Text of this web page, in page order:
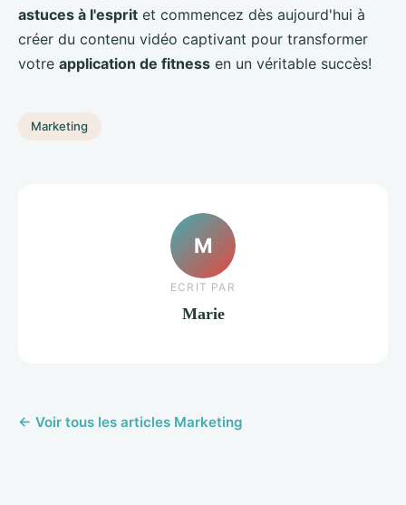
astuces à l'esprit et commencez dès aujourd'hui à
créer du contenu vidéo captivant pour transformer
votre application de fitness en un véritable succès!
Marketing
M
ECRIT PAR
Marie
← Voir tous les articles Marketing